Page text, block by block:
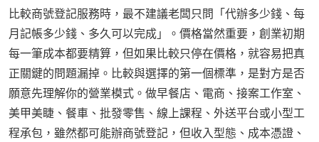
比較商號登記服務時，最不建議老闆只問「代辦多少錢、每
月記帳多少錢、多久可以完成」。價格當然重要，創業初期
每一筆成本都要精算，但如果比較只停在價格，就容易把真
正關鍵的問題漏掉。比較與選擇的第一個標準，是對方是否
願意先理解你的營業模式。做早餐店、電商、接案工作室、
美甲美睫、餐車、批發零售、線上課程、外送平台或小型工
程承包，雖然都可能辦商號登記，但收入型態、成本憑證、